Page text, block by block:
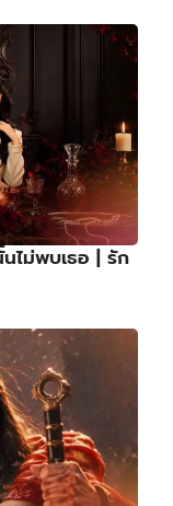
ไม่พบเธอ | รัก